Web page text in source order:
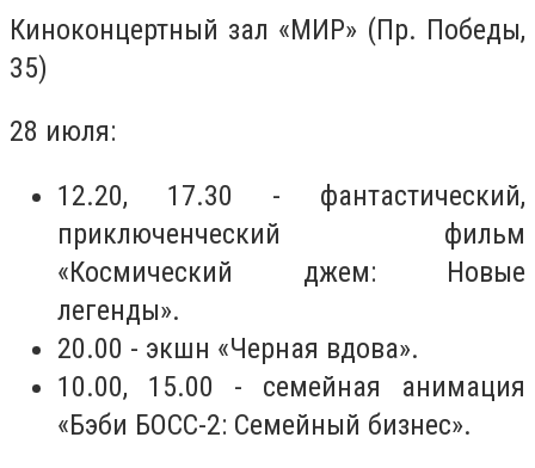
Киноконцертный зал «МИР» (Пр. Победы,
35)
28 июля:
12.20, 17.30 - фантастический,
приключенческий фильм
«Космический джем: Новые
легенды».
20.00 - экшн «Черная вдова».
10.00, 15.00 - семейная анимация
«Бэби БОСС-2: Семейный бизнес».